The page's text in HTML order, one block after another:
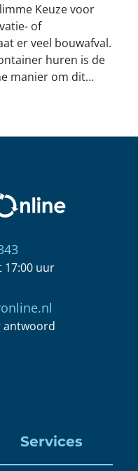
Keuze voor
of
er veel bouwafval.
huren is de
manier om dit…
17:00 uur
antwoord
Services